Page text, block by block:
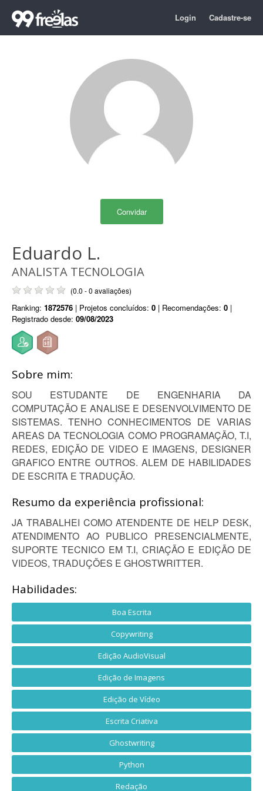
Login Cadastre-se
Convidar
Eduardo L.
ANALISTA TECNOLOGIA
(0.0 - 0 avaliações)
Ranking: 1872576 | Projetos concluídos: 0 | Recomendações: 0 |
Registrado desde: 09/08/2023
Sobre mim:
SOU ESTUDANTE DE ENGENHARIA DA
COMPUTAÇÃO E ANALISE E DESENVOLVIMENTO DE
SISTEMAS. TENHO CONHECIMENTOS DE VARIAS
AREAS DA TECNOLOGIA COMO PROGRAMAÇÃO, T.I,
REDES, EDIÇÃO DE VIDEO E IMAGENS, DESIGNER
GRAFICO ENTRE OUTROS. ALEM DE HABILIDADES
DE ESCRITA E TRADUÇÃO.
Resumo da experiência profissional:
JA TRABALHEI COMO ATENDENTE DE HELP DESK,
ATENDIMENTO AO PUBLICO PRESENCIALMENTE,
SUPORTE TECNICO EM T.I, CRIAÇÃO E EDIÇÃO DE
VIDEOS, TRADUÇÕES E GHOSTWRITTER.
Habilidades:
Boa Escrita
Copywriting
Edição AudioVisual
Edição de Imagens
Edição de Vídeo
Escrita Criativa
Ghostwriting
Python
Redação